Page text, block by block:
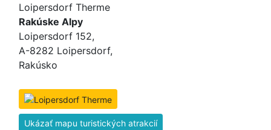
Loipersdorf Therme
Rakúske Alpy
Loipersdorf 152,
A-8282 Loipersdorf,
Rakúsko
Ukázať mapu turistických atrakcií